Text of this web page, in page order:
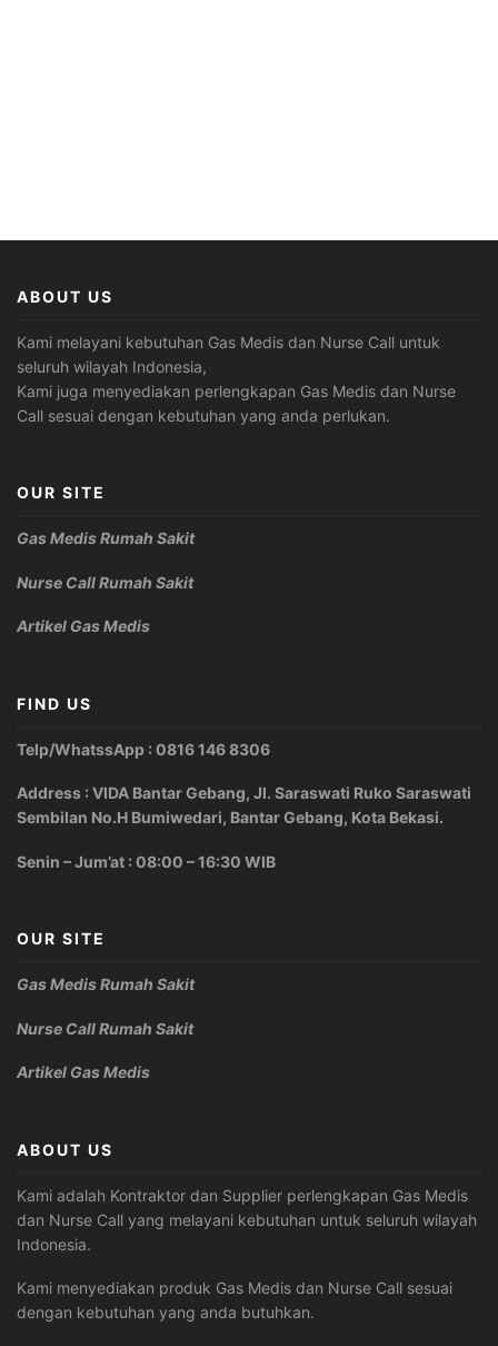
ABOUT US
Kami melayani kebutuhan Gas Medis dan Nurse Call untuk
seluruh wilayah Indonesia,
Kami juga menyediakan perlengkapan Gas Medis dan Nurse
Call sesuai dengan kebutuhan yang anda perlukan.
OUR SITE
Gas Medis Rumah Sakit
Nurse Call Rumah Sakit
Artikel Gas Medis
FIND US
Telp/WhatssApp : 0816 146 8306
Address : VIDA Bantar Gebang, Jl. Saraswati Ruko Saraswati
Sembilan No.H Bumiwedari, Bantar Gebang, Kota Bekasi.
Senin – Jum’at : 08:00 – 16:30 WIB
OUR SITE
Gas Medis Rumah Sakit
Nurse Call Rumah Sakit
Artikel Gas Medis
ABOUT US
Kami adalah Kontraktor dan Supplier perlengkapan Gas Medis
dan Nurse Call yang melayani kebutuhan untuk seluruh wilayah
Indonesia.
Kami menyediakan produk Gas Medis dan Nurse Call sesuai
dengan kebutuhan yang anda butuhkan.